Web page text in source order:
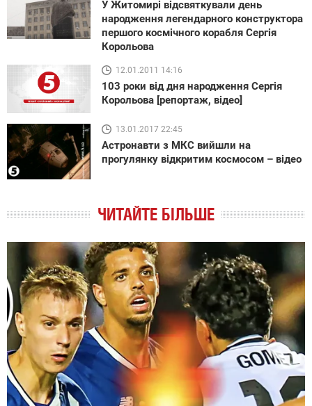
У Житомирі відсвяткували день
народження легендарного конструктора
першого космічного корабля Сергія
Корольова
12.01.2011 14:16
103 роки від дня народження Сергія
Корольова [репортаж, відео]
13.01.2017 22:45
Астронавти з МКС вийшли на
прогулянку відкритим космосом – відео
ЧИТАЙТЕ БІЛЬШЕ